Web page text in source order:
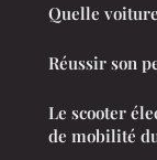
Quelle
Réussir son
Le scooter
de mobilité